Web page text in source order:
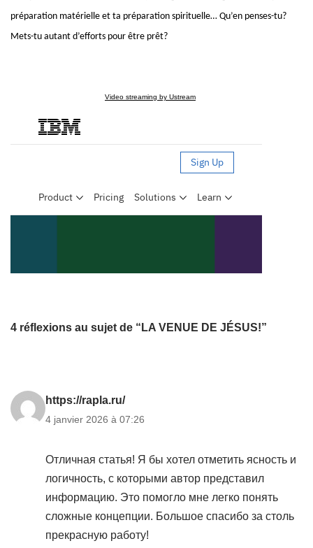
préparation matérielle et ta préparation spirituelle… Qu’en penses-tu?
Mets-tu autant d’efforts pour être prêt?
Video streaming by Ustream
4 réflexions au sujet de “LA VENUE DE JÉSUS!”
https://rapla.ru/
4 janvier 2026 à 07:26
Отличная статья! Я бы хотел отметить ясность и
логичность, с которыми автор представил
информацию. Это помогло мне легко понять
сложные концепции. Большое спасибо за столь
прекрасную работу!